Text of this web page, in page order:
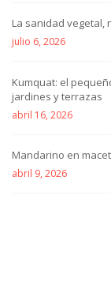
La sanidad vegetal,
julio 6, 2026
Kumquat: el
jardines y terrazas
abril 16, 2026
Mandarino en
abril 9, 2026